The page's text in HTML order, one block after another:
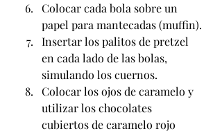
Colocar cada bola sobre un
papel para mantecadas (muffin).
Insertar los palitos de pretzel
en cada lado de las bolas,
simulando los cuernos.
Colocar los ojos de caramelo y
utilizar los chocolates
cubiertos de caramelo rojo